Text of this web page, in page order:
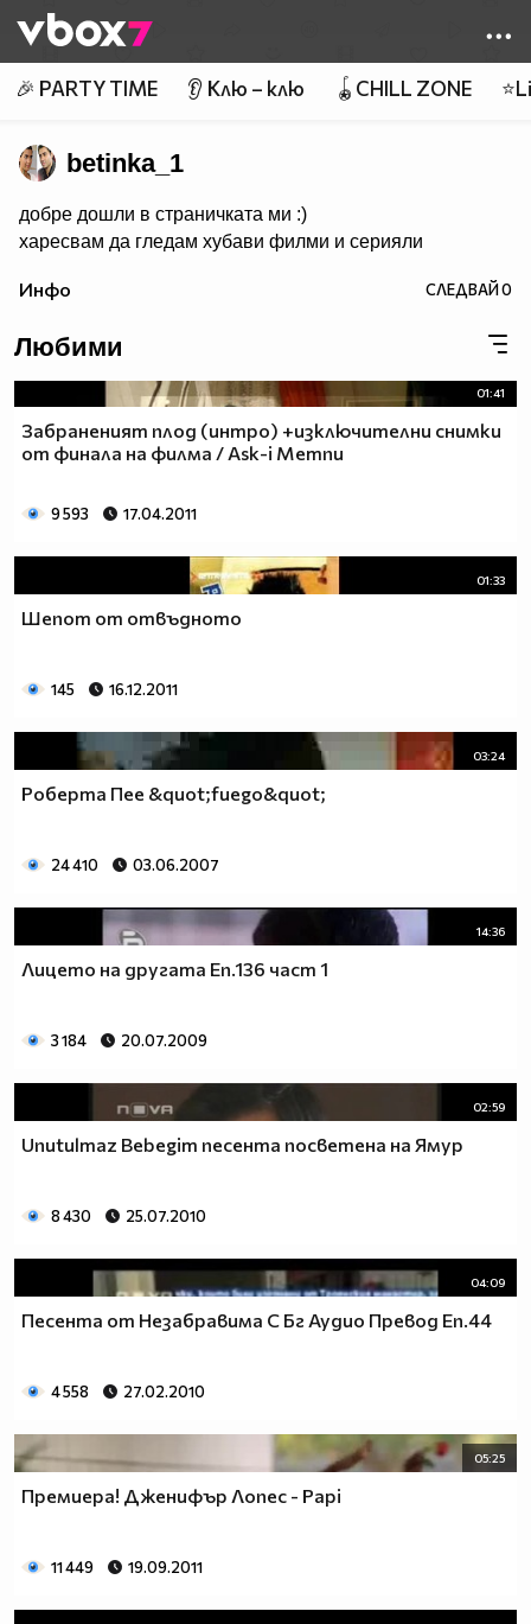
👾
🎉 PARTY TIME 👂 Клю – клю 🪀CHILL ZONE
betinka_1
добре дошли в страничката ми :)
харесвам да гледам хубави филми и серияли
Инфо СЛЕДВАЙ0
Любими
01:41
Забраненият плод (интро) +изключителни снимки
от финала на филма / Ask-i Memnu
9 593 17.04.2011
01:33
Шепот от отвъдното
145 16.12.2011
03:24
Роберта Пее &quot;fuego&quot;
24 410 03.06.2007
14:36
Лицето на другата Еп.136 част 1
3 184 20.07.2009
02:59
Unutulmaz Bebegim песента посветена на Ямур
8 430 25.07.2010
04:09
Песента от Незабравима С Бг Аудио Превод Еп.44
4 558 27.02.2010
05:25
Премиера! Дженифър Лопес - Papi
11 449 19.09.2011